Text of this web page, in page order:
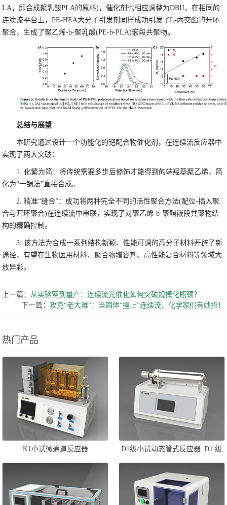
LA，即合成聚乳酸PLA的原料)，催化剂也相应调整为DBU。在相同的
连续流平台上，PE-HEA大分子引发剂同样成功引发了L-丙交酯的开环
聚合，生成了聚乙烯-b-聚乳酸(PE-b-PLA)嵌段共聚物。
总结与展望
本研究通过设计一个功能化的钯配合物催化剂，在连续流反应器中
实现了两大突破：
1. 化繁为简：将传统需要多步后修饰才能得到的端羟基聚乙烯，简
化为“一锅法”直接合成。
2. 精准“缝合”：成功将两种完全不同的活性聚合方法(配位-插入聚
合与开环聚合)在连续流中串联，实现了对聚乙烯-b-聚酯嵌段共聚物结
构的精确控制。
3. 该方法为合成一系列结构新颖、性能可调的高分子材料开辟了新
途径，有望在生物医用材料、聚合物增容剂、高性能复合材料等领域大
放异彩。
上一篇：
从实验室到量产：连续流光催化如何突破规模化瓶颈？
下一篇： 攻克“老大难”：当固体“撞上”连续流，化学家们有妙招！
热门产品
K1小试微通道反应器 D1级小试动态管式反应器_D1 级
小试旋切微流场管式反应器